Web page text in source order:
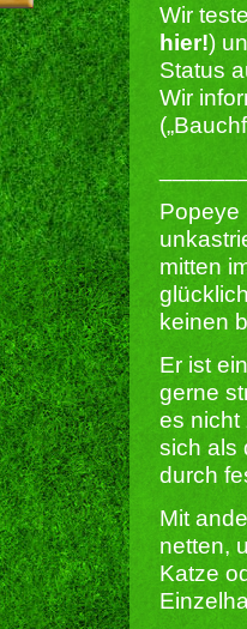
Wir
hier!)
Status
Wir
Popeye
mitten
keinen
Er ist
gerne
es nicht
sich als
durch
Mit
netten,
Katze